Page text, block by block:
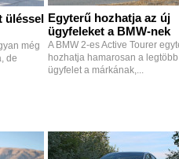
üléssel
még
de
Egyterű hozhatja az új
ügyfeleket a BMW-nek
A BMW 2-es Active Tourer
hozhatja hamarosan a
ügyfelet a márkának,...